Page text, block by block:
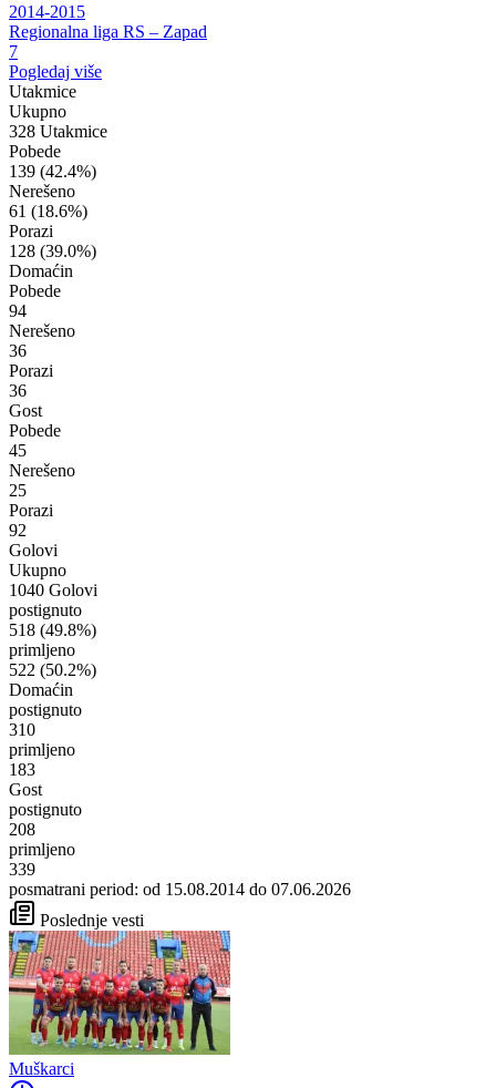
2014-2015
Regionalna liga RS – Zapad
7
Pogledaj više
Utakmice
Ukupno
328 Utakmice
Pobede
139 (42.4%)
Nerešeno
61 (18.6%)
Porazi
128 (39.0%)
Domaćin
Pobede
94
Nerešeno
36
Porazi
36
Gost
Pobede
45
Nerešeno
25
Porazi
92
Golovi
Ukupno
1040 Golovi
postignuto
518 (49.8%)
primljeno
522 (50.2%)
Domaćin
postignuto
310
primljeno
183
Gost
postignuto
208
primljeno
339
posmatrani period: od 15.08.2014 do 07.06.2026
Poslednje vesti
Muškarci